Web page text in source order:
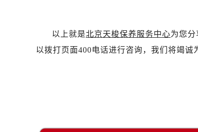
以上就是北京天梭保养服务中心为您
以拨打页面400电话进行咨询，我们将竭诚